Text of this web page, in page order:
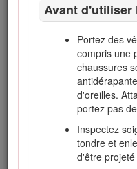
Avant d'utiliser
Portez des
compris une
chaussures
d'oreilles.
portez pas
Inspectez
tondre et
d'être
L'état de Californie
des moteurs diesel
comme susceptibles
malformations
Vous commettez une
Code des ressources